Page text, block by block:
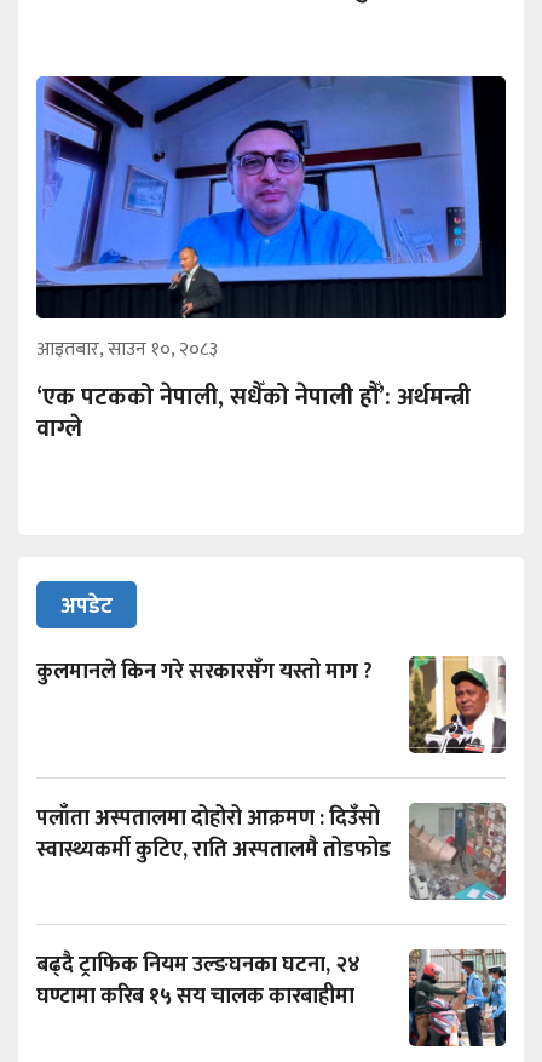
आइतबार, साउन १०, २०८३
‘एक पटकको नेपाली, सधैँको नेपाली हौँ’: अर्थमन्त्री
वाग्ले
अपडेट
कुलमानले किन गरे सरकारसँग यस्तो माग ?
पलाँता अस्पतालमा दोहोरो आक्रमण : दिउँसो
स्वास्थ्यकर्मी कुटिए, राति अस्पतालमै तोडफोड
बढ्दै ट्राफिक नियम उल्ङघनका घटना, २४
घण्टामा करिब १५ सय चालक कारबाहीमा